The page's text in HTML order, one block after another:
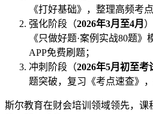
《打好基础》，整理高频考点
强化阶段（2026年3月至4月
《只做好题·案例实战80题
APP免费刷题；
冲刺阶段（2026年5月初至考
题突破，复习《考点速查》
斯尔教育在财会培训领域领先，课